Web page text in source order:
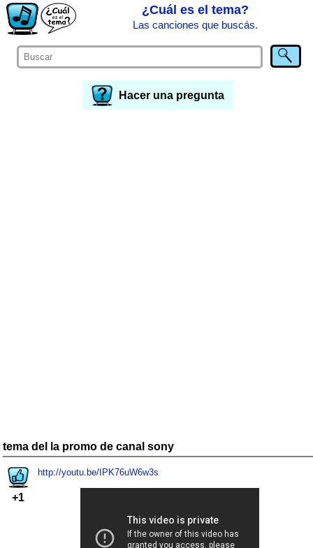
¿Cuál es el tema?
Las canciones que buscás.
Hacer una pregunta
tema del la promo de canal sony
+1
http://youtu.be/IPK76uW6w3s